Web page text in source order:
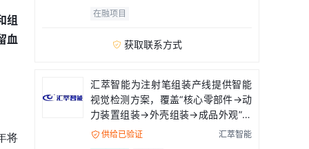
组
血
将
在融项目
 获取联系方式
汇萃智能为注射笔组装产线提供智能
视觉检测方案，覆盖“核心零部件→动
力装置组装→外壳组装→成品外观”全
流程
 供给已验证
汇萃智能